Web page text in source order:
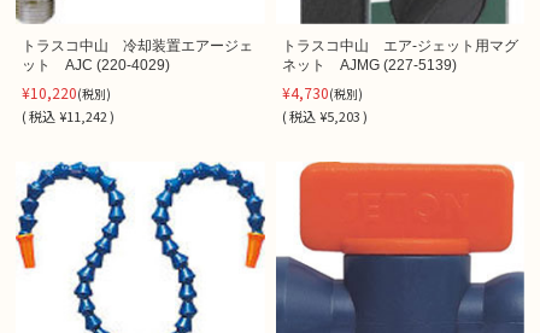
トラスコ中山 冷却装置エアージェ
ット AJC (220-4029)
¥10,220(税別)
(税込¥11,242 )
トラスコ中山 エア-ジェット用マグ
ネット AJMG (227-5139)
¥4,730(税別)
(税込 ¥5,203 )